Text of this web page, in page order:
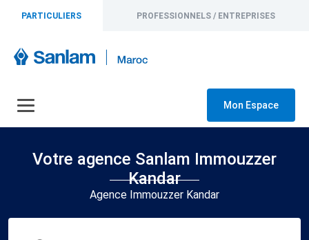
PARTICULIERS PROFESSIONNELS / ENTREPRISES
Mon Espace
Votre agence Sanlam Immouzzer
Kandar
Agence Immouzzer Kandar